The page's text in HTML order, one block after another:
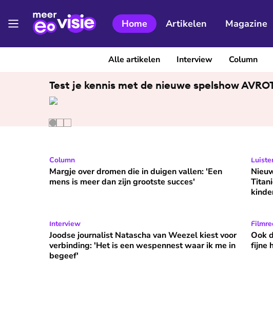
Home Artikelen Magazine
Alle artikelen Interview Column
Test je kennis met de nieuwe spelshow
Margje over dromen die in duigen vallen: 'Een mens is meer
⭐ Premium
Column
Margje over dromen die in duigen vallen: 'Een
mens is meer dan zijn grootste succes'
Joodse journalist Natascha van Weezel kiest voor
Premium
Interview
Joodse journalist Natascha van Weezel kiest voor
verbinding: 'Het is een wespennest waar ik me in
begeef'
Ook
Ook
fijne